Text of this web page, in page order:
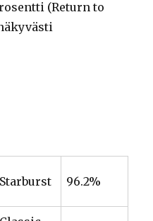
(Return to
Starburst 96.2%